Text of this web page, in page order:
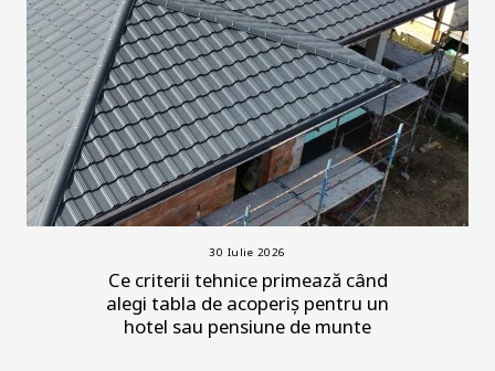
30 Iulie 2026
Ce criterii tehnice primează când
alegi tabla de acoperiș pentru un
hotel sau pensiune de munte